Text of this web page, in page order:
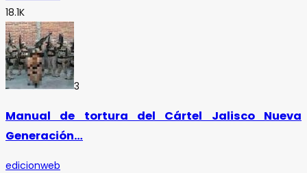
18.1K
3
Manual de tortura del Cártel Jalisco Nueva
Generación…
edicionweb